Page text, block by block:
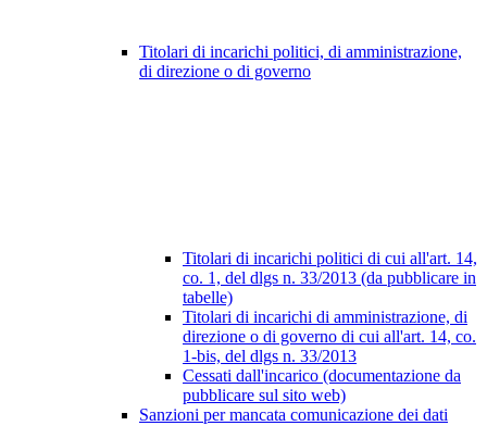
Titolari di incarichi politici, di amministrazione,
di direzione o di governo
Titolari di incarichi politici di cui all'art. 14,
co. 1, del dlgs n. 33/2013 (da pubblicare in
tabelle)
Titolari di incarichi di amministrazione, di
direzione o di governo di cui all'art. 14, co.
1-bis, del dlgs n. 33/2013
Cessati dall'incarico (documentazione da
pubblicare sul sito web)
Sanzioni per mancata comunicazione dei dati